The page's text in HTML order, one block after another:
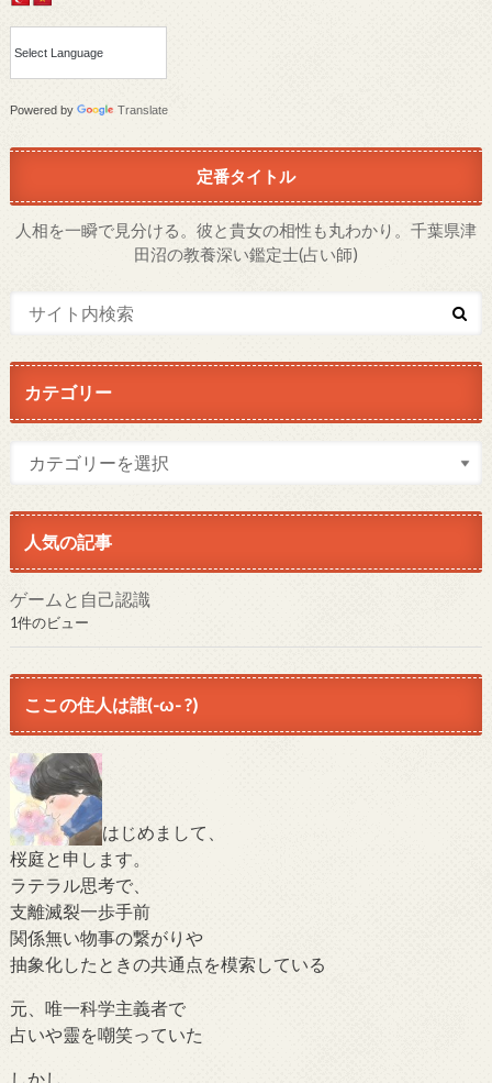
Powered by Translate
定番タイトル
人相を一瞬で見分ける。彼と貴女の相性も丸わかり。千葉県津
田沼の教養深い鑑定士(占い師)
カテゴリー
人気の記事
ゲームと自己認識
1件のビュー
ここの住人は誰(-ω- ?)
はじめまして、
桜庭と申します。
ラテラル思考で、
支離滅裂一歩手前
関係無い物事の繋がりや
抽象化したときの共通点を模索している
元、唯一科学主義者で
占いや靈を嘲笑っていた
しかし、